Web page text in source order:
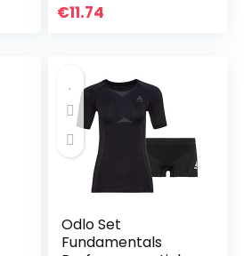
gym, leggings,
€11.74
Odlo Set
Fundamentals